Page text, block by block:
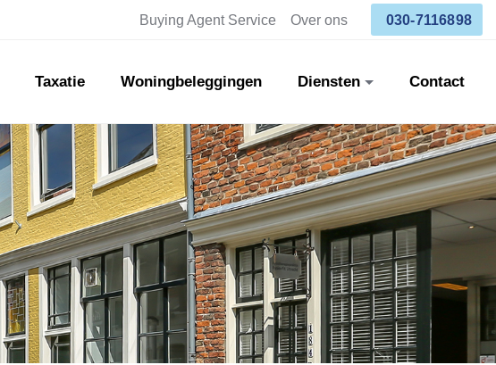
Buying Agent Service Over ons 030-7116898
Taxatie Woningbeleggingen Diensten Contact